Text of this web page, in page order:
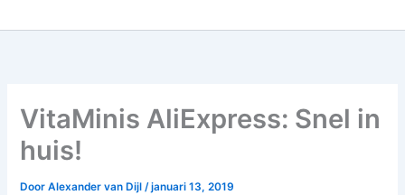
VitaMinis AliExpress: Snel in
huis!
DoorAlexander van Dijl/januari 13, 2019